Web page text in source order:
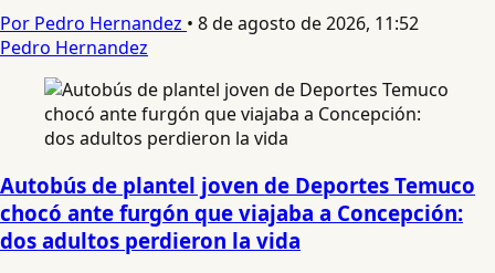
Por Pedro Hernandez • 8 de agosto de 2026, 11:52
Pedro Hernandez
Autobús de plantel joven de Deportes Temuco
chocó ante furgón que viajaba a Concepción:
dos adultos perdieron la vida